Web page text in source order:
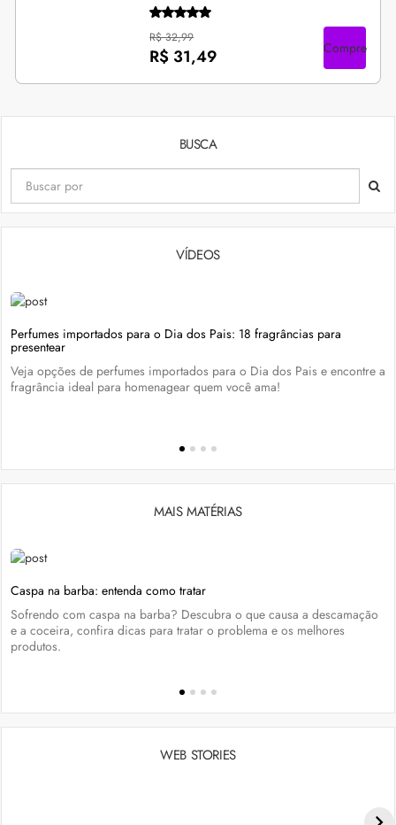
R$ 32,99
R$ 31,49 Compre
BUSCA
VÍDEOS
Perfumes importados para o Dia dos Pais: 18 fragrâncias para
presentear
Veja opções de perfumes importados para o Dia dos Pais e encontre a
fragrância ideal para homenagear quem você ama!
MAIS MATÉRIAS
Caspa na barba: entenda como tratar
Sofrendo com caspa na barba? Descubra o que causa a descamação
e a coceira, confira dicas para tratar o problema e os melhores
produtos.
WEB STORIES